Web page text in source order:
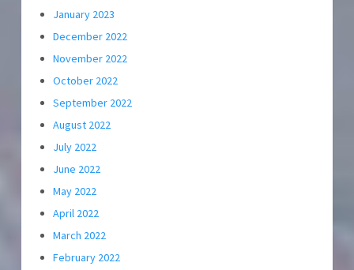
January 2023
December 2022
November 2022
October 2022
September 2022
August 2022
July 2022
June 2022
May 2022
April 2022
March 2022
February 2022